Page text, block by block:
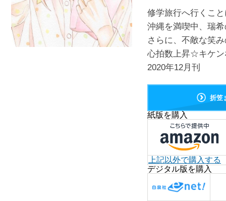
修学旅行へ行くこ
沖縄を満喫中、瑞
さらに、不敵な笑
心拍数上昇☆キケン
2020年12月刊
折笠
紙版を購入
上記以外で購入する
デジタル版を購入